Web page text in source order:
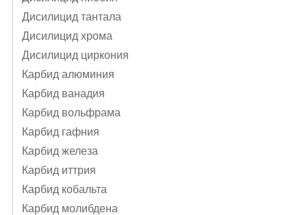
Дисилицид тантала
Дисилицид хрома
Дисилицид циркония
Карбид алюминия
Карбид ванадия
Карбид вольфрама
Карбид гафния
Карбид железа
Карбид иттрия
Карбид кобальта
Карбид молибдена